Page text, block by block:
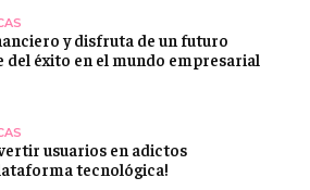
y disfruta de un futuro
del éxito en el mundo empresarial
usuarios en adictos
tecnológica!